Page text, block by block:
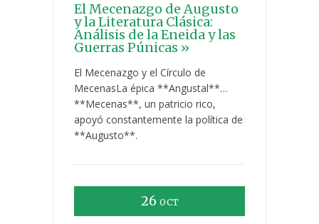
El Mecenazgo de Augusto
y la Literatura Clásica:
Análisis de la Eneida y las
Guerras Púnicas »
El Mecenazgo y el Círculo de
MecenasLa épica **Angustal**…
**Mecenas**, un patricio rico,
apoyó constantemente la política de
**Augusto**.
26 OCT